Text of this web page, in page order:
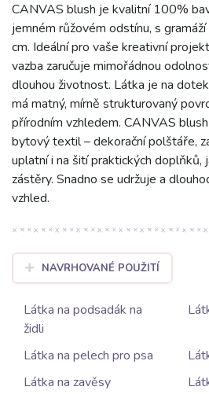
CANVAS blush je kvalitní 100%
jemném růžovém odstínu, s
cm. Ideální pro vaše kreativní
vazba zaručuje mimořádnou
dlouhou životnost. Látka je na
má matný, mírně strukturovaný
přírodním vzhledem. CANVAS
bytový textil – dekorační polštáře,
uplatní i na šití praktických doplňků,
zástěry. Snadno se udržuje a
vzhled.
NAVRHOVANÉ POUŽITÍ
Látka na podsadák na
židli
Látka na pelech pro psa
Látka na zavěsy